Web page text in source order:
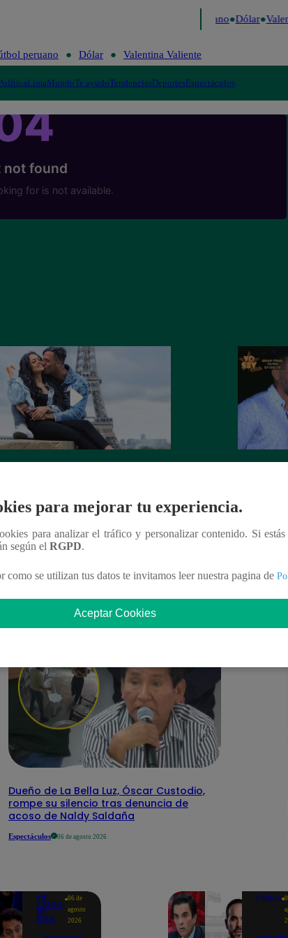
Fútbol peruano Dólar
peruano Dólar Valentina Valiente
LimaMundoTe ayudoTendenciasDeportesEspectáculos
mensaje
Dueño de La Bella Luz, Óscar Custodio,
rompe su silencio tras denuncia de
acoso de Naldy Saldaña
Espectáculos 06 de agosto 2026
ME
CAIGO
DE
RISA
06 de
agosto
2026
Política
para mejorar tu experiencia.
para analizar el tráfico y personalizar contenido. Si
según el RGPD.
como se utilizan tus datos te invitamos leer nuestra pagina de
Aceptar Cookies